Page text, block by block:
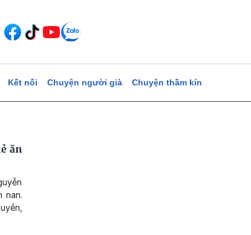
Kết nối Chuyện người già Chuyện thầm kín
ăn
nan.